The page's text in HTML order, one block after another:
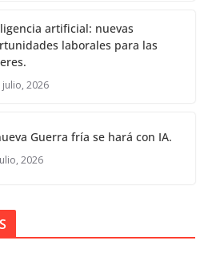
artificial: nuevas
laborales para las
julio, 2026
Guerra fría se hará con IA.
2026